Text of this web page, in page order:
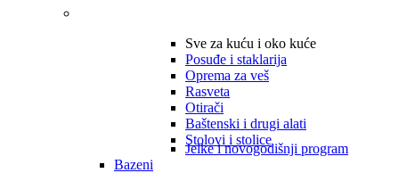
Sve za kuću i oko kuće
Posuđe i staklarija
Oprema za veš
Rasveta
Otirači
Baštenski i drugi alati
Stolovi i stolice
Jelke i novogodišnji program
Bazeni